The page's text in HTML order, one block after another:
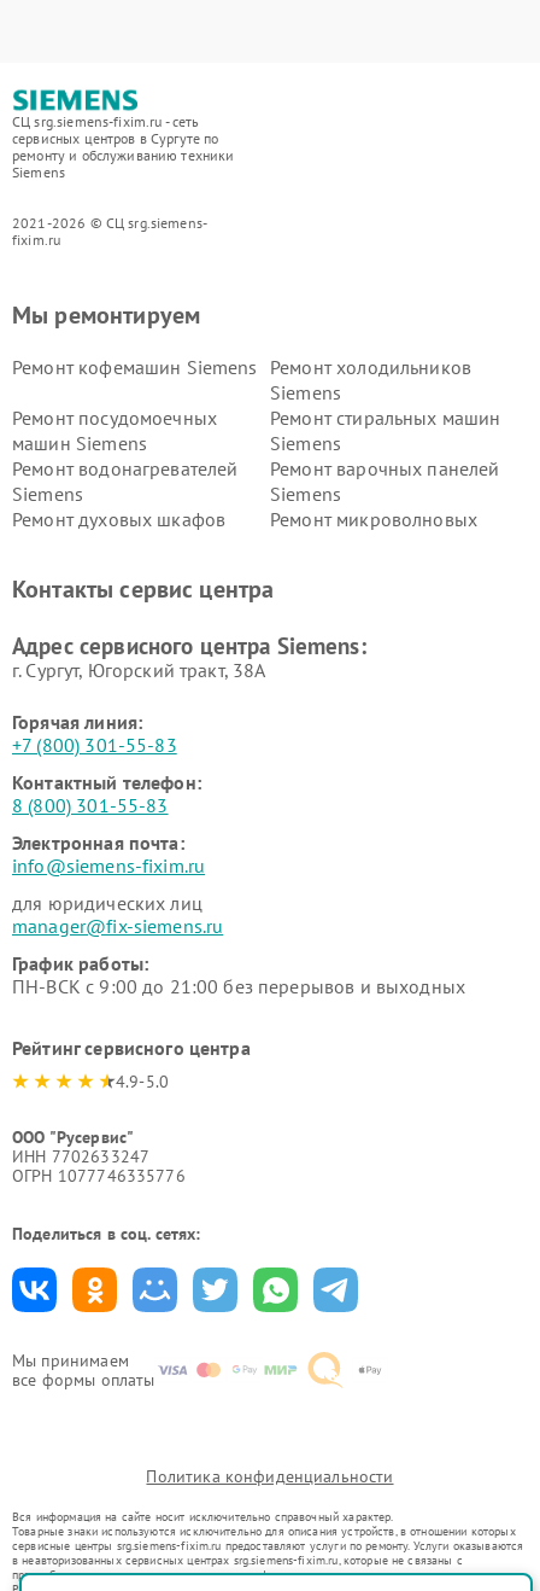
СЦ srg.siemens-fixim.ru - сеть
сервисных центров в Сургуте по
ремонту и обслуживанию техники
Siemens
2021-2026 © СЦ srg.siemens-
fixim.ru
Мы принимаем
все формы оплаты
Мы ремонтируем
Ремонт кофемашин Siemens
Ремонт холодильников
Siemens
Ремонт посудомоечных
машин Siemens
Ремонт стиральных машин
Siemens
Ремонт водонагревателей
Siemens
Ремонт варочных панелей
Siemens
Ремонт духовых шкафов
Ремонт микроволновых
Siemens
Siemens
Siemens
Siemens
Контакты сервис центра
Адрес сервисного центра Siemens:
г. Сургут, Югорский тракт, 38А
Горячая линия:
+7 (800) 301-55-83
Контактный телефон:
8 (800) 301-55-83
Электронная почта:
info@siemens-fixim.ru
для юридических лиц
manager@fix-siemens.ru
График работы:
ПН-ВСК с 9:00 до 21:00 без перерывов и выходных
Рейтинг сервисного центра
4.9-5.0
ООО "Русервис"
ИНН 7702633247
ОГРН 1077746335776
Поделиться в соц. сетях:
Политика конфиденциальности
Вся информация на сайте носит исключительно справочный характер.
Товарные знаки используются исключительно для описания устройств, в отношении которых
сервисные центры srg.siemens-fixim.ru предоставляют услуги по ремонту. Услуги оказываются
в неавторизованных сервисных центрах srg.siemens-fixim.ru, которые не связаны с
правообладателями товарных знаков или их официальными представителями.